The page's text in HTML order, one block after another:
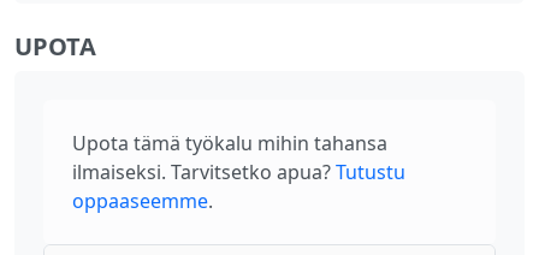
UPOTA
Upota tämä työkalu mihin tahansa
ilmaiseksi. Tarvitsetko apua?Tutustu
oppaaseemme.